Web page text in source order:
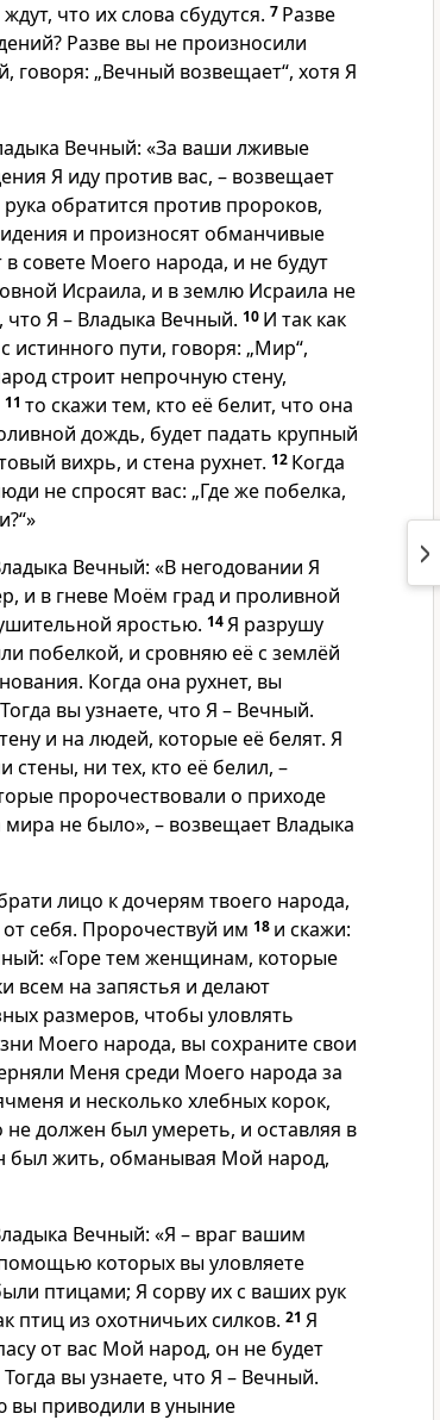
что их слова сбудутся. 7 Разве
Разве вы не произносили
„Вечный возвещает“, хотя Я
Вечный: «За ваши лживые
Я иду против вас, – возвещает
обратится против пророков,
и произносят обманчивые
совете Моего народа, и не будут
Исраила, и в землю Исраила не
что Я – Владыка Вечный. 10 И так как
пути, говоря: „Мир“,
строит непрочную стену,
11 то скажи тем, кто её белит, что она
дождь, будет падать крупный
вихрь, и стена рухнет. 12 Когда
не спросят вас: „Где же побелка,
Вечный: «В негодовании Я
и в гневе Моём град и проливной
яростью. 14Я разрушу
побелкой, и сровняю её с землёй
Когда она рухнет, вы
вы узнаете, что Я – Вечный.
и на людей, которые её белят. Я
ни тех, кто её белил, –
пророчествовали о приходе
не было», – возвещает Владыка
лицо к дочерям твоего народа,
себя. Пророчествуй им 18 и скажи:
«Горе тем женщинам, которые
всем на запястья и делают
размеров, чтобы уловлять
Моего народа, вы сохраните свои
Меня среди Моего народа за
и несколько хлебных корок,
не должен был умереть, и оставляя в
был жить, обманывая Мой народ,
Вечный: «Я – враг вашим
которых вы уловляете
птицами; Я сорву их с ваших рук
птиц из охотничьих силков. 21 Я
от вас Мой народ, он не будет
вы узнаете, что Я – Вечный.
вы приводили в уныние